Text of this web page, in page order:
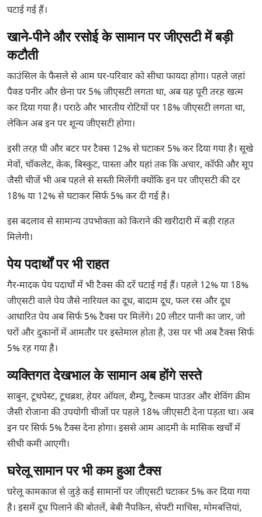
घटाई गई हैं।
खाने-पीने और रसोई के सामान पर जीएसटी में बड़ी
कटौती
काउंसिल के फैसले से आम घर-परिवार को सीधा फायदा होगा। पहले जहां
पैक्ड पनीर और छेना पर 5% जीएसटी लगता था, अब यह पूरी तरह खत्म
कर दिया गया है। पराठे और भारतीय रोटियों पर 18% जीएसटी लगता था,
लेकिन अब इन पर शून्य जीएसटी होगा।
इसी तरह घी और बटर पर टैक्स 12% से घटाकर 5% कर दिया गया है। सूखे
मेवों, चॉकलेट, केक, बिस्कुट, पास्ता और यहां तक कि अचार, कॉफी और सूप
जैसी चीजें भी अब पहले से सस्ती मिलेंगी क्योंकि इन पर जीएसटी की दर
18% या 12% से घटाकर सिर्फ 5% कर दी गई है।
इस बदलाव से सामान्य उपभोक्ता को किराने की खरीदारी में बड़ी राहत
मिलेगी।
पेय पदार्थों पर भी राहत
गैर-मादक पेय पदार्थों में भी टैक्स की दरें घटाई गई हैं। पहले 12% या 18%
जीएसटी वाले पेय जैसे नारियल का दूध, बादाम दूध, फल रस और दूध
आधारित पेय अब सिर्फ 5% टैक्स पर मिलेंगे। 20 लीटर पानी का जार, जो
घरों और दुकानों में आमतौर पर इस्तेमाल होता है, उस पर भी अब टैक्स सिर्फ
5% रह गया है।
व्यक्तिगत देखभाल के सामान अब होंगे सस्ते
साबुन, टूथपेस्ट, टूथब्रश, हेयर ऑयल, शैम्पू, टैल्कम पाउडर और शेविंग क्रीम
जैसी रोजाना की उपयोगी चीजों पर पहले 18% जीएसटी देना पड़ता था। अब
इन पर सिर्फ 5% टैक्स देना होगा। इससे आम आदमी के मासिक खर्चों में
सीधी कमी आएगी।
घरेलू सामान पर भी कम हुआ टैक्स
घरेलू कामकाज से जुड़े कई सामानों पर जीएसटी घटाकर 5% कर दिया गया
है। इसमें दूध पिलाने की बोतलें, बेबी नैपकिन, सेफ्टी माचिस, मोमबत्तियां,